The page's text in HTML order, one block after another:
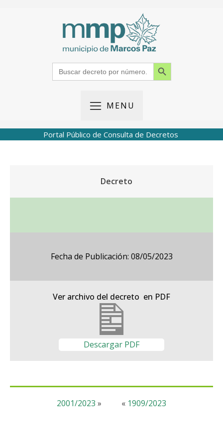
Search
for:
Search Button
MENU
Portal Público de Consulta de Decretos
Decreto
Fecha de Publicación: 08/05/2023
Ver archivo del decreto en PDF
Descargar PDF
« 1909/2023
2001/2023 »